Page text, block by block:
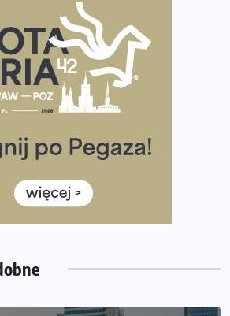
Mistrzostw Polski
Warszawskiego w historii.
pobiegło dla Bohaterów!
kierować się w bieganiu?
Produkty, które warto włączyć do
szykuje się na weekend z
Bieg Powstania Warszawskiego.
liczba uczestników